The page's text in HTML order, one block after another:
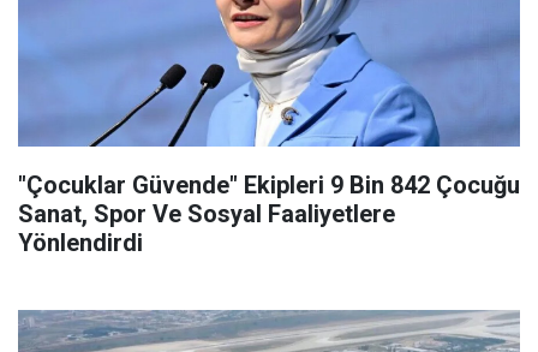
"Çocuklar Güvende" Ekipleri 9 Bin 842 Çocuğu
Sanat, Spor Ve Sosyal Faaliyetlere
Yönlendirdi